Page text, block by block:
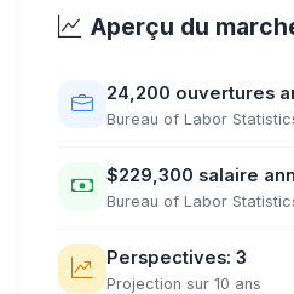
Aperçu du
24,200 ouvertures
Bureau of Labor
$229,300 salaire
Bureau of Labor
Perspectives: 3
Projection sur 10 ans